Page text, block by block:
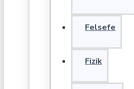
Felsefe
Fizik